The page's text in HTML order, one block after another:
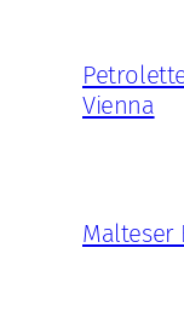
Vienna
Malteser